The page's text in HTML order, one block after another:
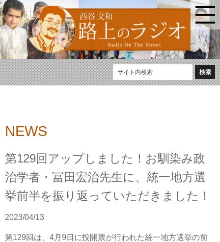
NEWS
第129回アップしました！お馴染み政
治学者・冨田宏治先生に、統一地方選
挙前半を振り返っていただきました！
2023/04/13
第129回は、4月9日に投開票が行われた統一地方選挙の前